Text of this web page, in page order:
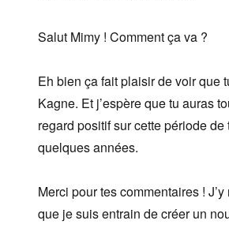
Salut Mimy ! Comment ça va ?
Eh bien ça fait plaisir de voir que
Kagne. Et j’espère que tu auras
regard positif sur cette période de
quelques années.
Merci pour tes commentaires !
que je suis entrain de créer un